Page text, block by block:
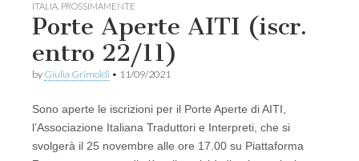
ITALIA PROSSIMAMENTE
Porte Aperte AITI (iscr.
entro 22/11)
by Giulia Grimoldi • 11/09/2021
Sono aperte le iscrizioni per il Porte Aperte di AITI,
l’Associazione Italiana Traduttori e Interpreti, che si
svolgerà il 25 novembre alle ore 17.00 su Piattaforma